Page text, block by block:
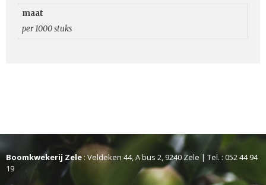
maat
per 1000 stuks
Boomkwekerij Zele: Veldeken 44, A bus 2, 9240 Zele | Tel. : 052 44 94
19